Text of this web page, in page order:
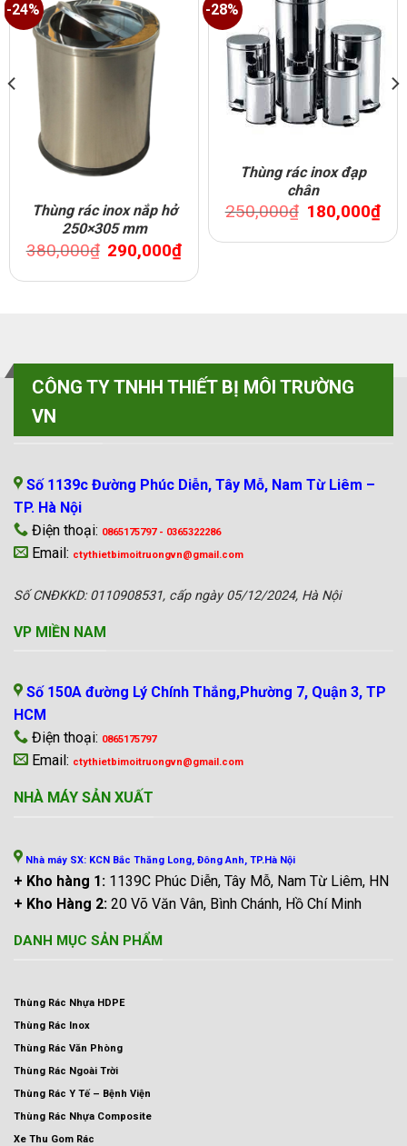
-24%
Thùng rác inox nắp hở
250×305 mm
380,000₫ Original
price
380,000₫.
290,000₫Current
290,000₫.
-28%
Thùng rác inox đạp
chân
250,000₫
Original
price
250,000₫.
180,000₫
CÔNG TY TNHH THIẾT BỊ MÔI TRƯỜNG
VN
VP MIỀN BẮC
Số 1139c Đường Phúc Diễn, Tây Mỗ, Nam Từ Liêm –
TP. Hà Nội
Điện thoại: 0865175797 - 0365322286
Email: ctythietbimoitruongvn@gmail.com
Số CNĐKKD: 0110908531, cấp ngày 05/12/2024, Hà Nội
VP MIỀN NAM
Số 150A đường Lý Chính Thắng,Phường 7, Quận 3, TP
HCM
Điện thoại: 0865175797
Email: ctythietbimoitruongvn@gmail.com
NHÀ MÁY SẢN XUẤT
Nhà máy SX: KCN Bắc Thăng Long, Đông Anh, TP.Hà Nội
+ Kho hàng 1: 1139C Phúc Diễn, Tây Mỗ, Nam Từ Liêm, HN
+ Kho Hàng 2: 20 Võ Văn Vân, Bình Chánh, Hồ Chí Minh
DANH MỤC SẢN PHẨM
Thùng Rác Nhựa HDPE
Thùng Rác Inox
Thùng Rác Văn Phòng
Thùng Rác Ngoài Trời
Thùng Rác Y Tế – Bệnh Viện
Thùng Rác Nhựa Composite
Xe Thu Gom Rác